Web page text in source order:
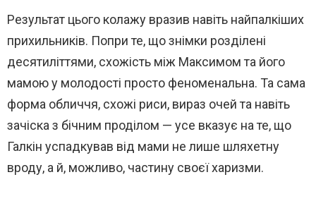
Результат цього колажу вразив навіть найпалкіших
прихильників. Попри те, що знімки розділені
десятиліттями, схожість між Максимом та його
мамою у молодості просто феноменальна. Та сама
форма обличчя, схожі риси, вираз очей та навіть
зачіска з бічним проділом — усе вказує на те, що
Галкін успадкував від мами не лише шляхетну
вроду, а й, можливо, частину своєї харизми.